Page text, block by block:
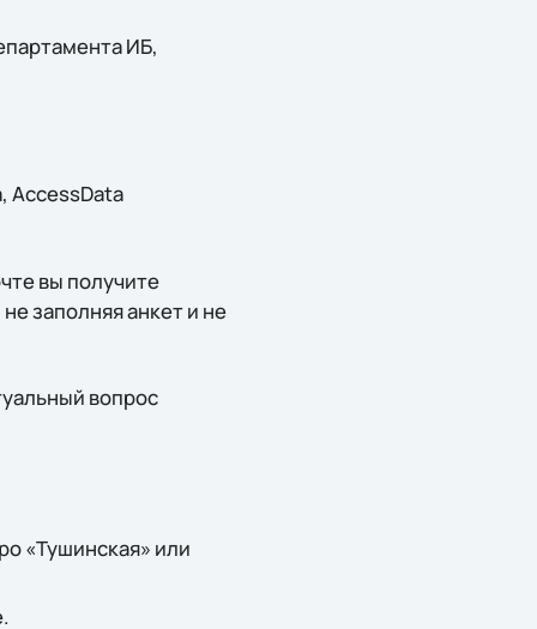
ИБ,
AccessData
вы получите
заполняя анкет и не
вопрос
«Тушинская» или